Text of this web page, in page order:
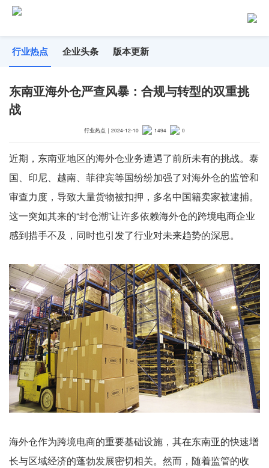
行业热点 企业头条 版本更新
东南亚海外仓严查风暴：合规与转型的双重挑
战
行业热点 ｜ 2024-12-10 1494 0
近期，东南亚地区的海外仓业务遭遇了前所未有的挑战。泰
国、印尼、越南、菲律宾等国纷纷加强了对海外仓的监管和
审查力度，导致大量货物被扣押，多名中国籍卖家被逮捕。
这一突如其来的“封仓潮”让许多依赖海外仓的跨境电商企业
感到措手不及，同时也引发了行业对未来趋势的深思。
海外仓作为跨境电商的重要基础设施，其在东南亚的快速增
长与区域经济的蓬勃发展密切相关。然而，随着监管的收